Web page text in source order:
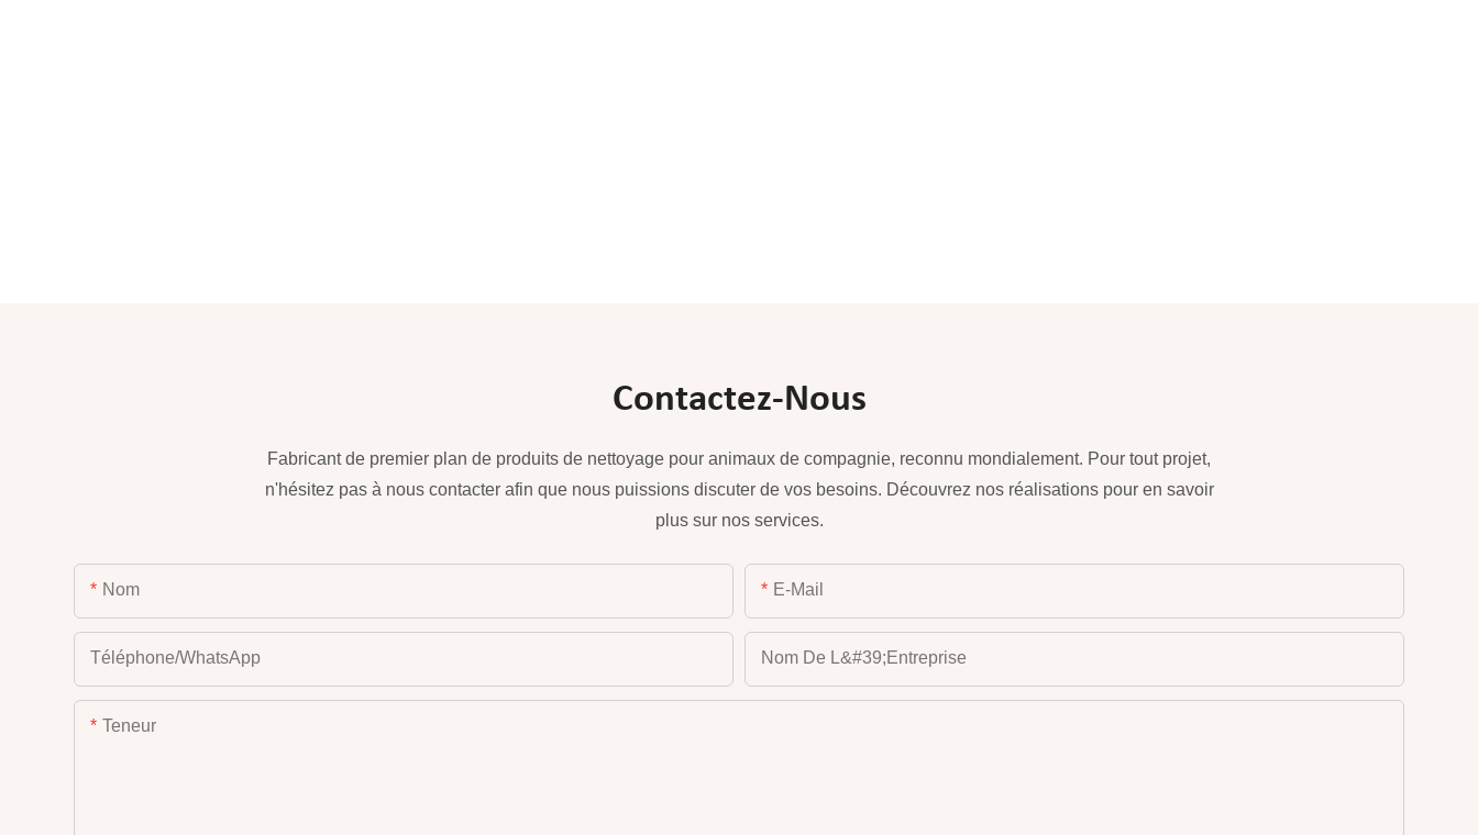
Contactez-Nous
Fabricant de premier plan de produits de nettoyage pour animaux de compagnie, reconnu mondialement. Pour tout projet,
n'hésitez pas à nous contacter afin que nous puissions discuter de vos besoins. Découvrez nos réalisations pour en savoir
plus sur nos services.
Nom E-Mail
Téléphone/WhatsApp Nom De L&#39;entreprise
Teneur